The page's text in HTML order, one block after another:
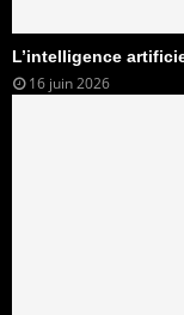
L’intelligence
16 juin 2026